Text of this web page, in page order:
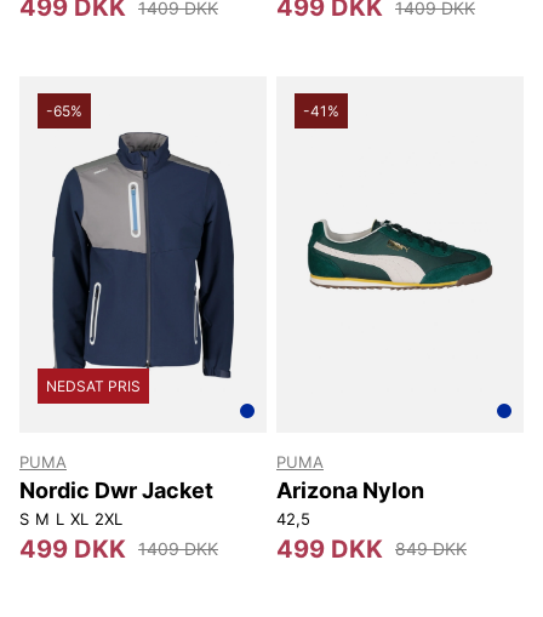
499 DKK 1409 DKK 499 DKK 1409 DKK
-65%
NEDSAT PRIS
PUMA
Nordic Dwr Jacket
S M L XL 2XL
499 DKK 1409 DKK
-41%
PUMA
Arizona Nylon
42,5
499 DKK 849 DKK